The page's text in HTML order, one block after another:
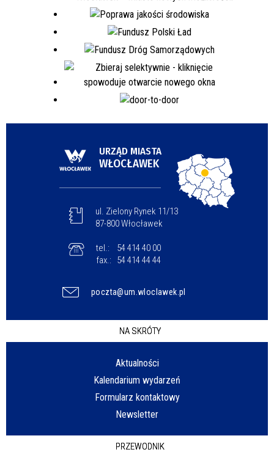
URZĄD MIASTA
WŁOCŁAWEK
ul. Zielony Rynek 11/13
87-800 Włocławek
tel.:
54 414 40 00
fax.:
54 414 44 44
poczta@um.wloclawek.pl
NA SKRÓTY
Aktualności
Kalendarium wydarzeń
Formularz kontaktowy
Newsletter
PRZEWODNIK